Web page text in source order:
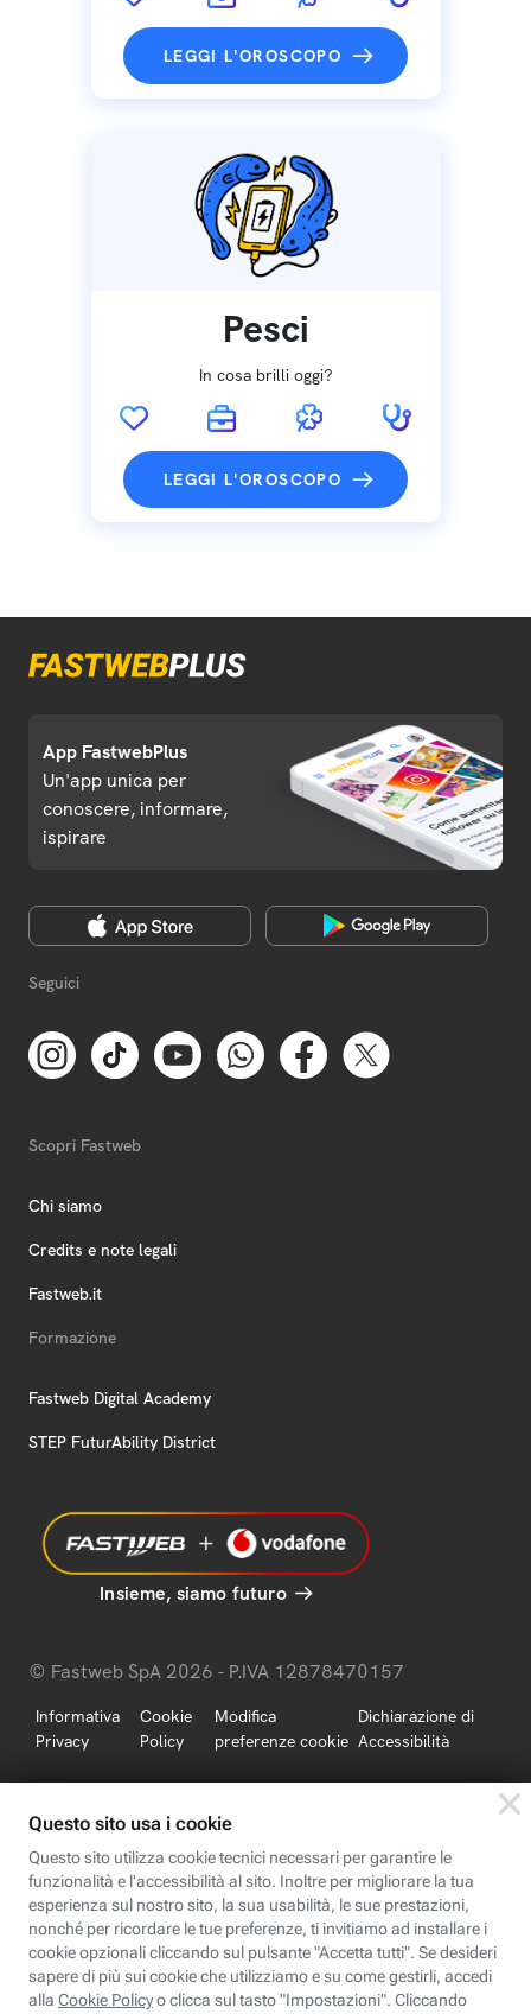
LEGGI L'OROSCOPO
Pesci
In cosa brilli oggi?
LEGGI L'OROSCOPO
App FastwebPlus
Un'app unica per
conoscere, informare,
ispirare
Seguici
Scopri Fastweb
Chi siamo
Credits e note legali
Fastweb.it
Formazione
Fastweb Digital Academy
STEP FuturAbility District
Insieme, siamo futuro
© Fastweb SpA 2026 - P.IVA 12878470157
Informativa
Privacy
Cookie
Policy
Modifica
preferenze cookie
Dichiarazione di
Accessibilità